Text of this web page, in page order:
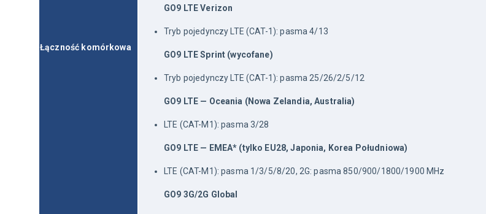
Łączność komórkowa
GO9 LTE Verizon
Tryb pojedynczy LTE (CAT-1): pasma 4/13
GO9 LTE Sprint (wycofane)
Tryb pojedynczy LTE (CAT-1): pasma 25/26/2/5/12
GO9 LTE — Oceania (Nowa Zelandia, Australia)
LTE (CAT-M1): pasma 3/28
GO9 LTE — EMEA* (tylko EU28, Japonia, Korea Południowa)
LTE (CAT-M1): pasma 1/3/5/8/20, 2G: pasma 850/900/1800/1900 MHz
GO9 3G/2G Global